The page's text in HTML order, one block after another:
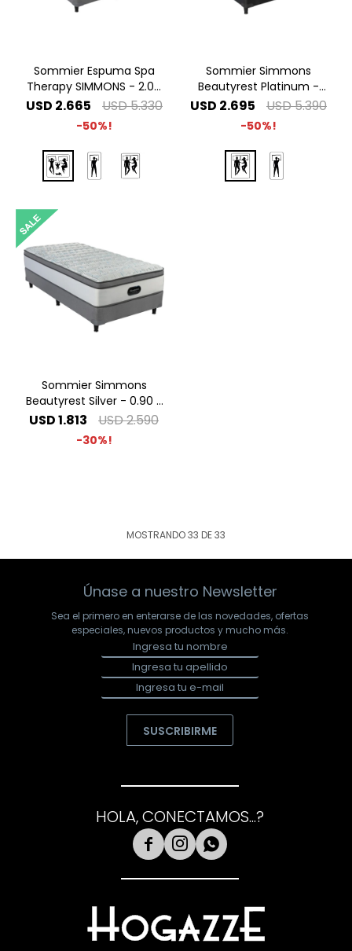
Sommier Espuma Spa
Therapy SIMMONS - 2.00
x 2.00 Super King
USD 2.665 USD5.330
50
Sommier Simmons
Beautyrest Platinum -
1.40 x 1.90 2 Plazas
USD 2.695 USD5.390
50
Sommier Simmons
Beautyrest Silver - 0.90 x
1.90 1 Plaza
USD1.813 USD2.590
30
MOSTRANDO33 DE33
Únase a nuestro Newsletter
Sea el primero en enterarse de las novedades, ofertas
especiales, nuevos productos y mucho más.
SUSCRIBIRME
HOLA, CONECTAMOS...?
  